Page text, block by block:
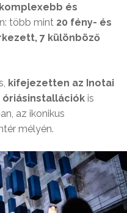
és
több mint 20 fény- és
7 különböző
kifejezetten az Inotai
is
az ikonikus
mélyén.